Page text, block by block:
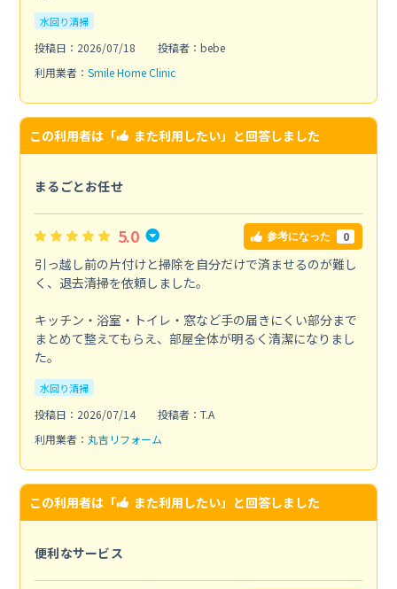
水回り清掃
投稿日：2026/07/18
投稿者：bebe
利用業者： Smile Home Clinic
この利用者は「 また利用したい」と回答しました
まるごとお任せ
5.0 参考になった 0
引っ越し前の片付けと掃除を自分だけで済ませるのが難し
く、退去清掃を依頼しました。
キッチン・浴室・トイレ・窓など手の届きにくい部分まで
まとめて整えてもらえ、部屋全体が明るく清潔になりまし
た。
水回り清掃
投稿日：2026/07/14
投稿者：T.A
利用業者： 丸吉リフォーム
この利用者は「 また利用したい」と回答しました
便利なサービス